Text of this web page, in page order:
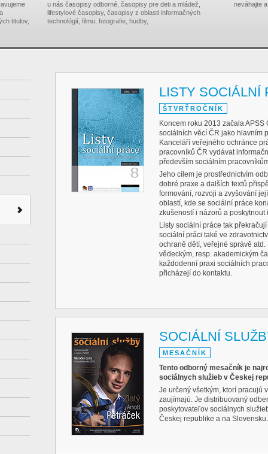
titulov,
u nás časopisy odborné, časopisy pre deti a mládež,
lifestylové časopisy, časopisy z oblasti informačných
technológií, filmu, fotografie, hudby,
neváhajte a
LISTY SOCIÁLNÍ
ŠTVRŤROČNÍK
Koncem roku 2013 začala
sociálních věcí ČR jako hlavním
Kanceláří veřejného ochránce
pracovníků ČR vydávat
především sociálním
Jeho cílem je prostřednictvím
dobré praxe a dalších textů
formování, rozvoji a zvyšování
oblastí, kde se sociální práce
zkušeností i názorů a poskytnout
Listy sociální práce tak
sociální práci také ve
ochraně dětí, veřejné správě
vědeckým, resp. akademickým
každodenní praxi sociálních
přicházejí do kontaktu.
SOCIÁLNÍ
MESAČNÍK
Tento odborný mesačník je
sociálnych služieb v Českej
Je určený všetkým, ktorí pracujú
zaujímajú. Je distribuovaný
poskytovateľov sociálnych
Českej republike a na Slovensku.